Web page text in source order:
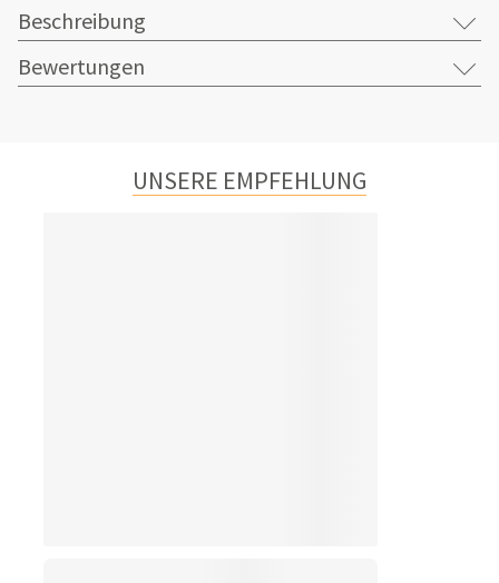
Beschreibung
Bewertungen
UNSERE EMPFEHLUNG